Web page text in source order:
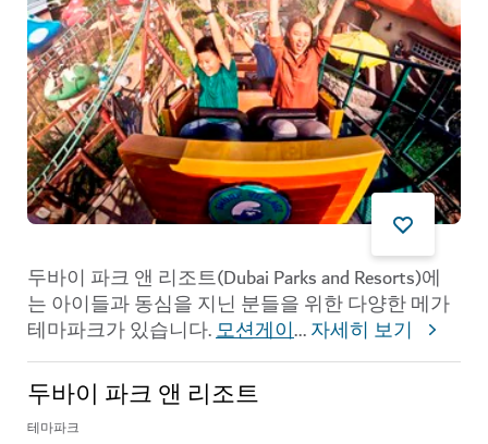
두바이 파크 앤 리조트(Dubai Parks and Resorts)에
는 아이들과 동심을 지닌 분들을 위한 다양한 메가
테마파크가 있습니다.모션게이...자세히 보기
두바이 파크 앤 리조트
테마파크